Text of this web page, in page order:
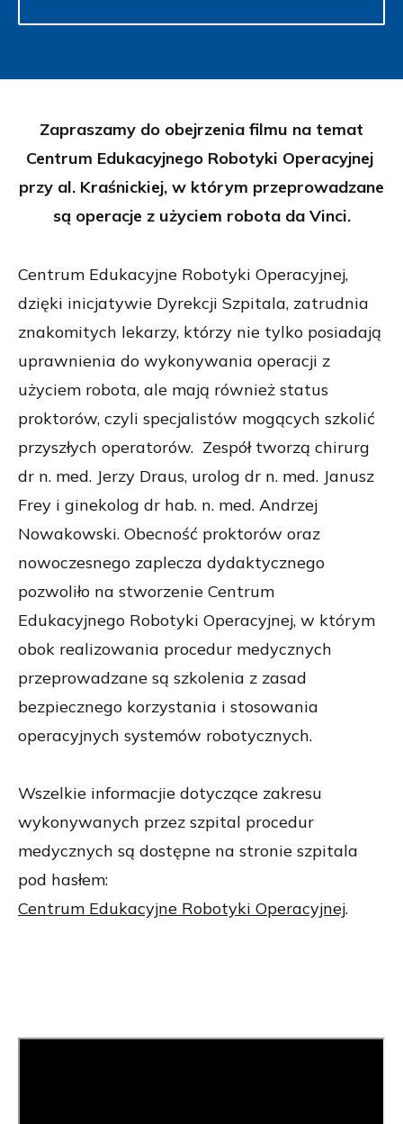
Zapraszamy do obejrzenia filmu na temat
Centrum Edukacyjnego Robotyki Operacyjnej
przy al. Kraśnickiej, w którym przeprowadzane
są operacje z użyciem robota da Vinci.
Centrum Edukacyjne Robotyki Operacyjnej,
dzięki inicjatywie Dyrekcji Szpitala, zatrudnia
znakomitych lekarzy, którzy nie tylko posiadają
uprawnienia do wykonywania operacji z
użyciem robota, ale mają również status
proktorów, czyli specjalistów mogących szkolić
przyszłych operatorów. Zespół tworzą chirurg
dr n. med. Jerzy Draus, urolog dr n. med. Janusz
Frey i ginekolog dr hab. n. med. Andrzej
Nowakowski. Obecność proktorów oraz
nowoczesnego zaplecza dydaktycznego
pozwoliło na stworzenie Centrum
Edukacyjnego Robotyki Operacyjnej, w którym
obok realizowania procedur medycznych
przeprowadzane są szkolenia z zasad
bezpiecznego korzystania i stosowania
operacyjnych systemów robotycznych.
Wszelkie informacjie dotyczące zakresu
wykonywanych przez szpital procedur
medycznych są dostępne na stronie szpitala
pod hasłem:
Centrum Edukacyjne Robotyki Operacyjnej.